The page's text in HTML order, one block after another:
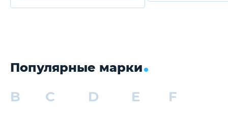
Популярные марки
B C D E F